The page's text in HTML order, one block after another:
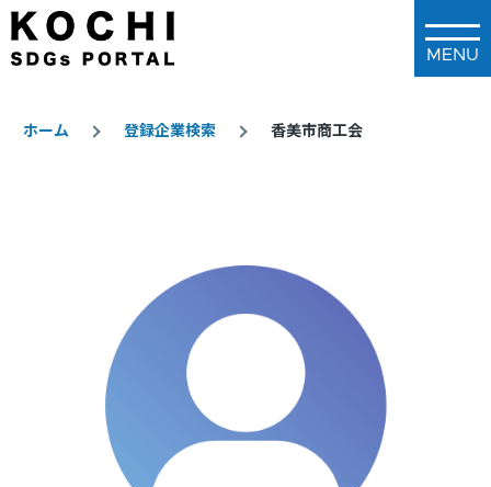
メインコンテンツに移動
ホーム 登録企業検索 香美市商工会